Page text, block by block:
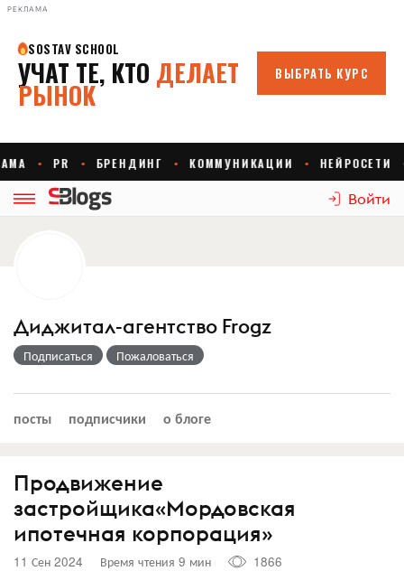
РЕКЛАМА
Войти
Диджитал-агентство Frogz
Подписаться Пожаловаться
посты подписчики о блоге
Продвижение
застройщика«Мордовская
ипотечная корпорация»
11 Сен 2024 Время чтения 9 мин
1866